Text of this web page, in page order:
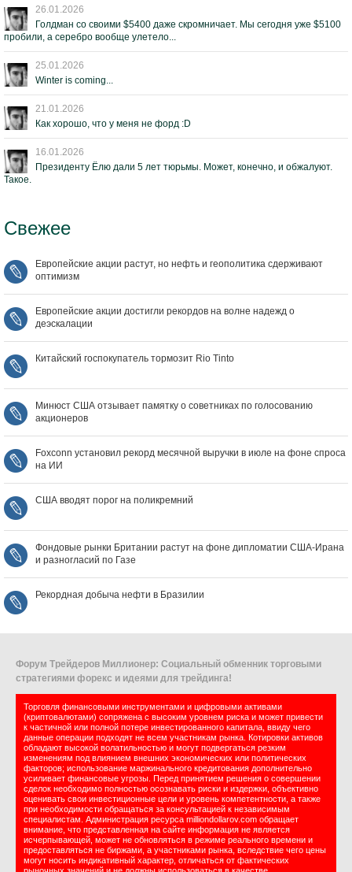
26.01.2026
Голдман со своими $5400 даже скромничает. Мы сегодня уже $5100
пробили, а серебро вообще улетело...
25.01.2026
Winter is coming...
21.01.2026
Как хорошо, что у меня не форд :D
16.01.2026
Президенту Ёлю дали 5 лет тюрьмы. Может, конечно, и обжалуют.
Такое.
Свежее
Европейские акции растут, но нефть и геополитика сдерживают
оптимизм
Европейские акции достигли рекордов на волне надежд о
деэскалации
Китайский госпокупатель тормозит Rio Tinto
Минюст США отзывает памятку о советниках по голосованию
акционеров
Foxconn установил рекорд месячной выручки в июле на фоне спроса
на ИИ
США вводят порог на поликремний
Фондовые рынки Британии растут на фоне дипломатии США‑Ирана
и разногласий по Газе
Рекордная добыча нефти в Бразилии
Форум Трейдеров Миллионер: Социальный обменник торговыми
стратегиями форекс и идеями для трейдинга!
Торговля финансовыми инструментами и цифровыми активами
(криптовалютами) сопряжена с высоким уровнем риска и может привести
к частичной или полной потере инвестированного капитала, ввиду чего
данные операции подходят не всем участникам рынка. Котировки активов
обладают высокой волатильностью и могут подвергаться резким
изменениям под влиянием внешних экономических или политических
факторов; использование маржинального кредитования дополнительно
усиливает финансовые угрозы. Перед принятием решения о совершении
сделок необходимо полностью осознавать риски и издержки, объективно
оценивать свои инвестиционные цели и уровень компетентности, а также
при необходимости обращаться за консультацией к независимым
специалистам. Администрация ресурса milliondollarov.com обращает
внимание, что представленная на сайте информация не является
исчерпывающей, может не обновляться в режиме реального времени и
предоставляться не биржами, а участниками рынка, вследствие чего цены
могут носить индикативный характер, отличаться от фактических